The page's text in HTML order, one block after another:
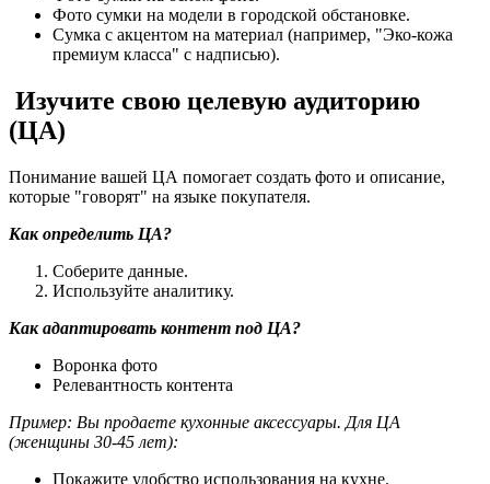
Фото сумки на модели в городской обстановке.
Сумка с акцентом на материал (например, "Эко-кожа
премиум класса" с надписью).
Изучите свою целевую аудиторию
(ЦА)
Понимание вашей ЦА помогает создать фото и описание,
которые "говорят" на языке покупателя.
Как определить ЦА?
Соберите данные.
Используйте аналитику.
Как адаптировать контент под ЦА?
Воронка фото
Релевантность контента
Пример: Вы продаете кухонные аксессуары. Для ЦА
(женщины 30-45 лет):
Покажите удобство использования на кухне.